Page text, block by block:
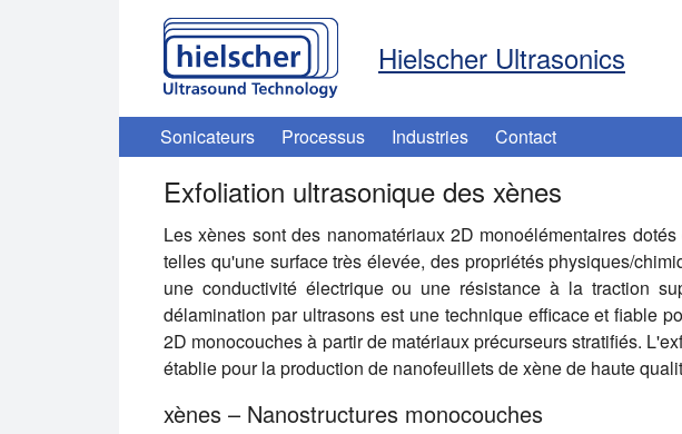
Hielscher Ultrasonics
Sonicateurs Processus Industries Contact
Exfoliation ultrasonique des xènes
Les xènes sont des nanomatériaux 2D monoélémentaires
telles qu'une surface très élevée, des propriétés physiques/
une conductivité électrique ou une résistance à la traction
délamination par ultrasons est une technique efficace et fiable
2D monocouches à partir de matériaux précurseurs stratifiés.
établie pour la production de nanofeuillets de xène de haute
xènes – Nanostructures monocouches